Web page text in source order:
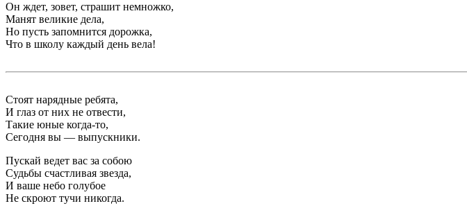
Он ждет, зовет, страшит немножко,
Манят великие дела,
Но пусть запомнится дорожка,
Что в школу каждый день вела!
Стоят нарядные ребята,
И глаз от них не отвести,
Такие юные когда-то,
Сегодня вы — выпускники.
Пускай ведет вас за собою
Судьбы счастливая звезда,
И ваше небо голубое
Не скроют тучи никогда.